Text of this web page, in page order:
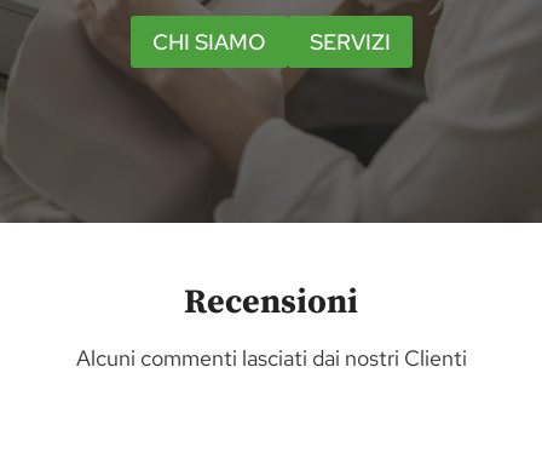
CHI SIAMO SERVIZI
Recensioni
Alcuni commenti lasciati dai nostri Clienti